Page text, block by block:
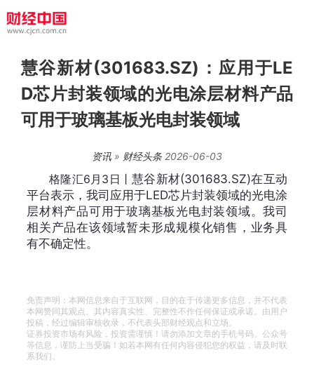
慧谷新材(301683.SZ)：应用于LE
D芯片封装领域的光电涂层材料产品
可用于玻璃基板光电封装领域
资讯 » 财经头条2026-06-03
格隆汇6月3日丨慧谷新材(301683.SZ)在互动
平台表示， 我司应用于LED芯片封装领域的光电涂
层材料产品可用于玻璃基板光电封装领域。我司
相关产品在该领域暂未形成规模化销售，业务具
有不确定性。
免责声明：本网信息来自于互联网，目的在于传递更多信息，并不代表
本网赞同其观点。其内容真实性、完整性不作任何保证或承诺。由用户
投稿，经过编辑审核收录，不代表头部财经观点和立场。
证券投资市场有风险，投资需谨慎！请勿添加文章的手机号码、公众号
等信息，谨防上当受骗！如若本网有任何内容侵犯您的权益，请及时联
系我们。